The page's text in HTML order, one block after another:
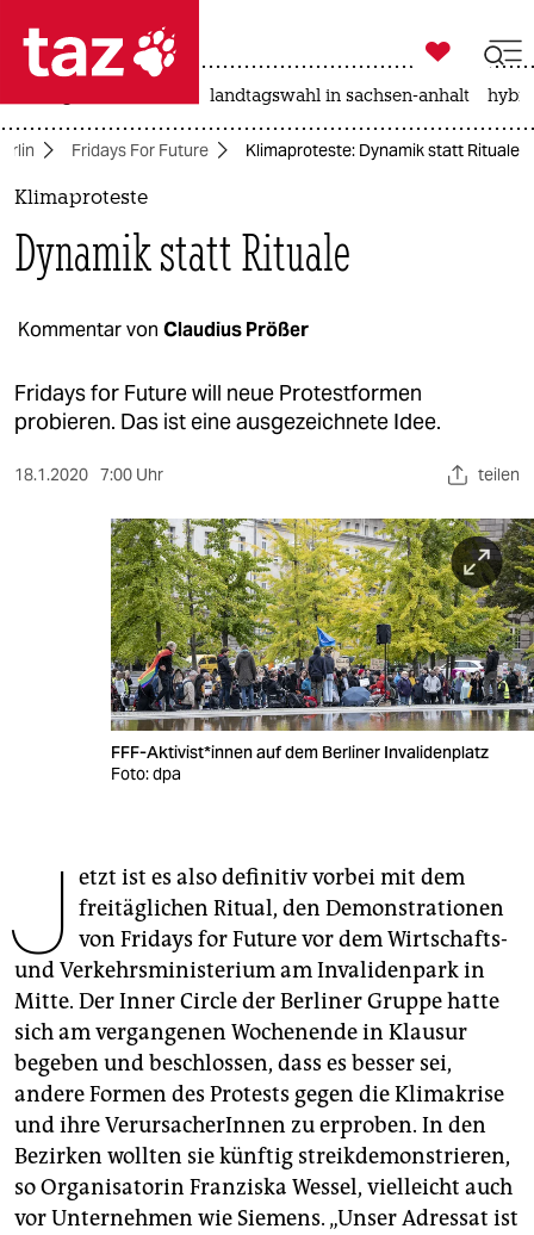
 taz zahl ich
taz zahl ich
themen
politik
öko
gesellschaft
kultur
sport
wahrheit
fragen & hilfe
unterstützen
abo
genossenschaft
epaper login

taz zahl ich
landtagswahl in sachsen-anhalt
Fridays For Future Klimaproteste: Dynamik statt Rituale
Klimaproteste
Dynamik statt Rituale
Kommentar von Claudius Prößer
Fridays for Future will neue Protestformen
probieren. Das ist eine ausgezeichnete Idee.
18.1.2020 7:00 Uhr teilen
FF­F-Ak­ti­vis­t*in­nen auf dem Berliner Invalidenplatz
Foto: dpa
J etzt ist es also definitiv vorbei mit dem
freitäglichen Ritual, den Demonstrationen
von Fridays for Future vor dem Wirtschafts-
und Verkehrsministerium am Invalidenpark in
Mitte. Der Inner Circle der Berliner Gruppe hatte
sich am vergangenen Wochenende in Klausur
begeben und beschlossen, dass es besser sei,
andere Formen des Protests gegen die Klimakrise
und ihre VerursacherInnen zu erproben. In den
Bezirken wollten sie künftig streikdemonstrieren,
so Organisatorin Franziska Wessel, vielleicht auch
vor Unternehmen wie Siemens. „Unser Adressat ist